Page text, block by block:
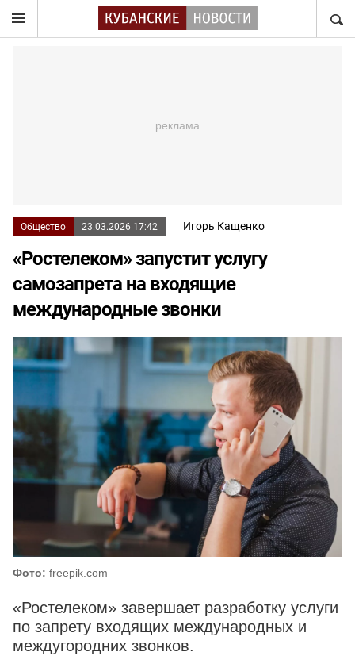
Общество 23.03.2026 17:42 Игорь Кащенко
«Ростелеком» запустит услугу
самозапрета на входящие
международные звонки
Фото: freepik.com
«Ростелеком» завершает разработку услуги
по запрету входящих международных и
междугородних звонков.